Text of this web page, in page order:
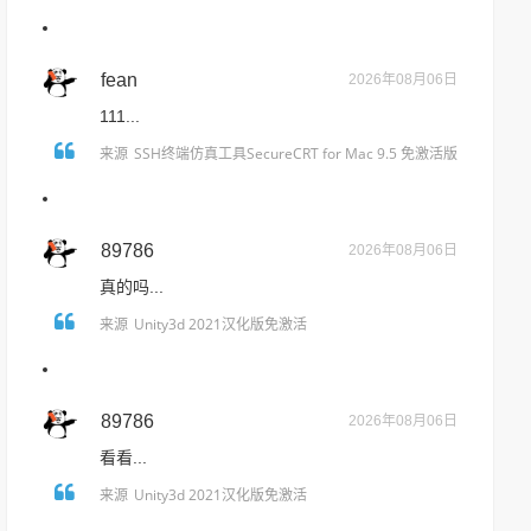
fean 2026年08月06日
111...
来源 SSH终端仿真工具SecureCRT for Mac 9.5 免激活版
89786 2026年08月06日
真的吗...
来源 Unity3d 2021汉化版免激活
89786 2026年08月06日
看看...
来源 Unity3d 2021汉化版免激活